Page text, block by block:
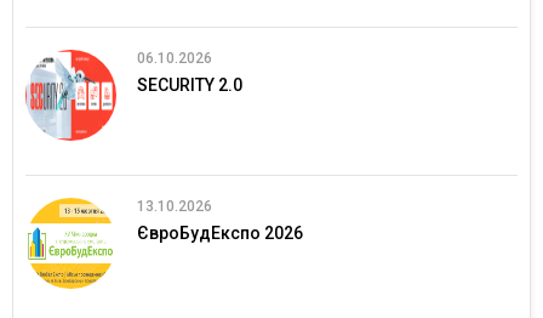
06.10.2026
SECURITY 2.0
13.10.2026
ЄвроБудЕкспо 2026